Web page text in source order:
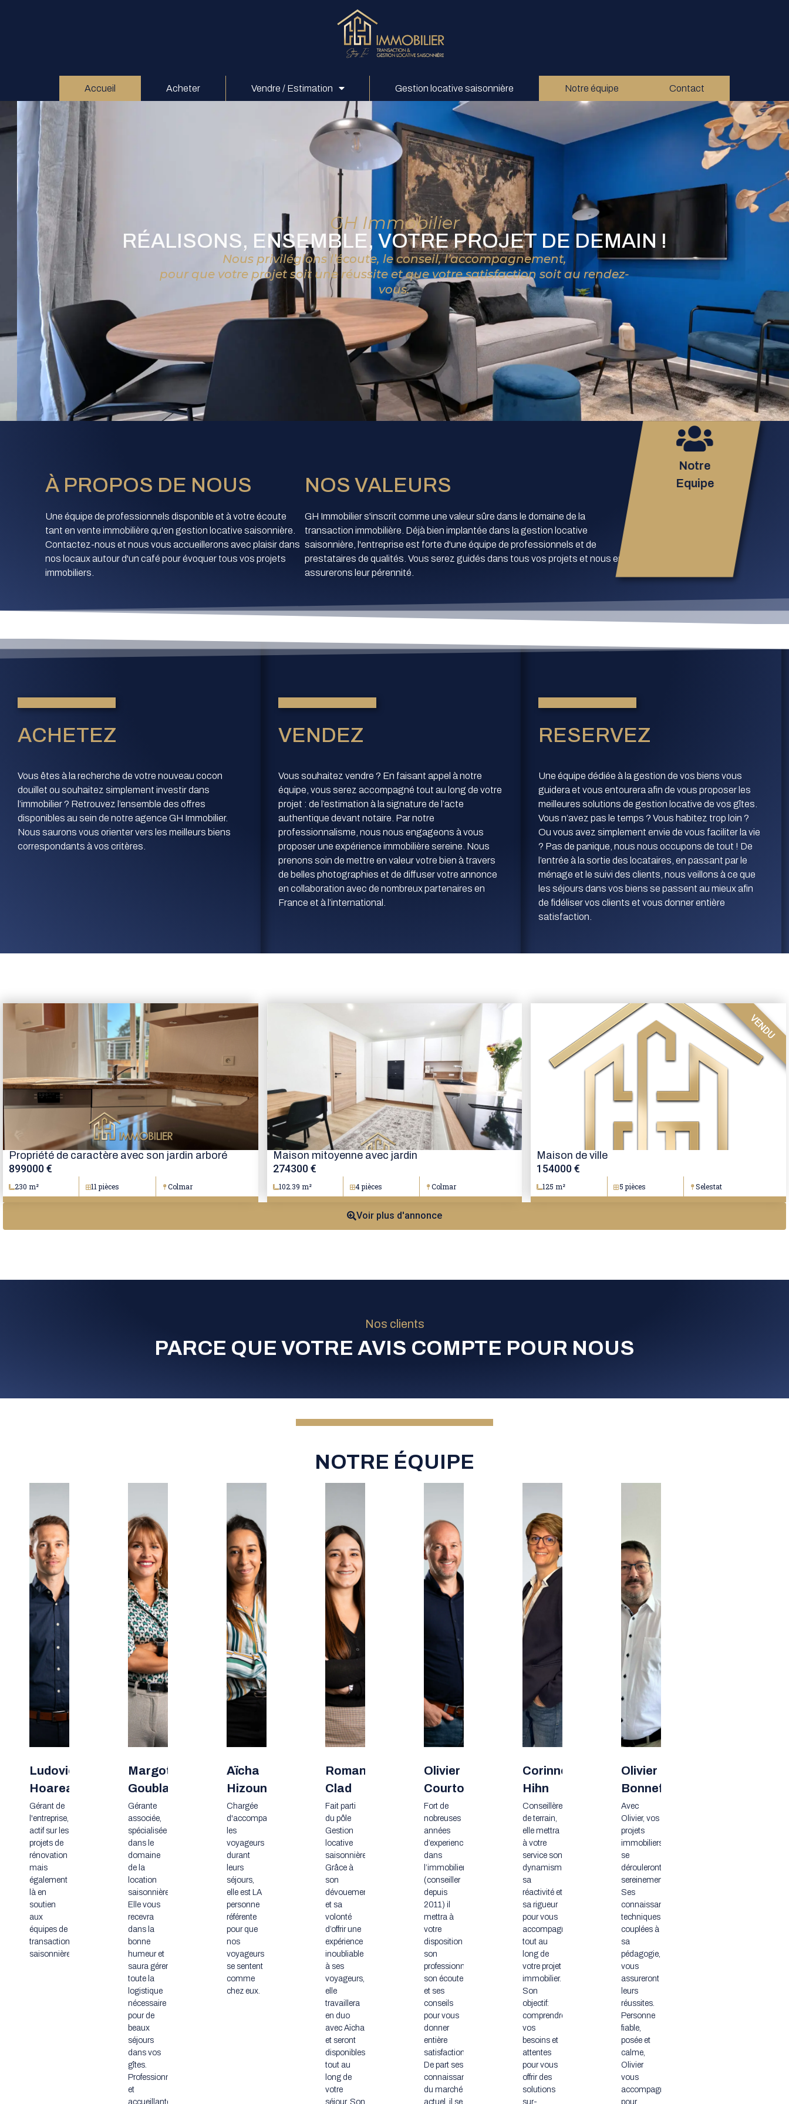
Accueil Acheter Vendre / Estimation Gestion locative saisonnière Notre équipe Contact
GH Immobilier
RÉALISONS, ENSEMBLE, VOTRE PROJET DE DEMAIN !
Nous privilégions l’écoute, le conseil, l’accompagnement,
pour que votre projet soit une réussite et que votre satisfaction soit au rendez-
vous.
À PROPOS DE NOUS
Une équipe de professionnels disponible et à votre écoute
tant en vente immobilière qu'en gestion locative saisonnière.
Contactez-nous et nous vous accueillerons avec plaisir dans
nos locaux autour d'un café pour évoquer tous vos projets
immobiliers.
NOS VALEURS
GH Immobilier s'inscrit comme une valeur sûre dans le domaine de la
transaction immobilière. Déjà bien implantée dans la gestion locative
saisonnière, l'entreprise est forte d'une équipe de professionnels et de
prestataires de qualités. Vous serez guidés dans tous vos projets et nous en
assurerons leur pérennité.
Notre
Equipe
ACHETEZ
Vous êtes à la recherche de votre nouveau cocon
douillet ou souhaitez simplement investir dans
l’immobilier ? Retrouvez l’ensemble des offres
disponibles au sein de notre agence GH Immobilier.
Nous saurons vous orienter vers les meilleurs biens
correspondants à vos critères.
VENDEZ
Vous souhaitez vendre ? En faisant appel à notre
équipe, vous serez accompagné tout au long de votre
projet : de l’estimation à la signature de l’acte
authentique devant notaire. Par notre
professionnalisme, nous nous engageons à vous
proposer une expérience immobilière sereine. Nous
prenons soin de mettre en valeur votre bien à travers
de belles photographies et de diffuser votre annonce
en collaboration avec de nombreux partenaires en
France et à l’international.
RESERVEZ
Une équipe dédiée à la gestion de vos biens vous
guidera et vous entourera afin de vous proposer les
meilleures solutions de gestion locative de vos gîtes.
Vous n’avez pas le temps ? Vous habitez trop loin ?
Ou vous avez simplement envie de vous faciliter la vie
? Pas de panique, nous nous occupons de tout ! De
l’entrée à la sortie des locataires, en passant par le
ménage et le suivi des clients, nous veillons à ce que
les séjours dans vos biens se passent au mieux afin
de fidéliser vos clients et vous donner entière
satisfaction.
Voir plus d'annonce
Propriété de caractère avec son jardin arboré
899000 €
230 m² 11 pièces Colmar
Maison mitoyenne avec jardin
274300 €
102.39 m² 4 pièces Colmar
VENDU
Maison de ville
154000 €
125 m² 5 pièces Selestat
Nos clients
PARCE QUE VOTRE AVIS COMPTE POUR NOUS
NOTRE ÉQUIPE
Ludovic
Hoareau
Gérant de
l'entreprise,
actif sur les
projets de
rénovation
mais
également
là en
soutien
aux
équipes de
transaction/location
saisonnière.
Margot
Goublaire
Gérante
associée,
spécialisée
dans le
domaine
de la
location
saisonnière.
Elle vous
recevra
dans la
bonne
humeur et
saura gérer
toute la
logistique
nécessaire
pour de
beaux
séjours
dans vos
gîtes.
Professionnelle
et
accueillante,
Aïcha
Hizoune
Chargée
d'accompagner
les
voyageurs
durant
leurs
séjours,
elle est LA
personne
référente
pour que
nos
voyageurs
se sentent
comme
chez eux.
Romane
Clad
Fait parti
du pôle
Gestion
locative
saisonnière.
Grâce à
son
dévouement
et sa
volonté
d’offrir une
expérience
inoubliable
à ses
voyageurs,
elle
travaillera
en duo
avec Aïcha
et seront
disponibles
tout au
long de
votre
séjour. Son
Olivier
Courtois
Fort de
nobreuses
années
d’experience
dans
l’immobilier
(conseiller
depuis
2011) il
mettra à
votre
disposition
son
professionnalisme,
son écoute
et ses
conseils
pour vous
donner
entière
satisfaction.
De part ses
connaissances
du marché
actuel, il se
Corinne
Hihn
Conseillère
de terrain,
elle mettra
à votre
service son
dynamisme,
sa
réactivité et
sa rigueur
pour vous
accompagner
tout au
long de
votre projet
immobilier.
Son
objectif:
comprendre
vos
besoins et
attentes
pour vous
offrir des
solutions
sur-
Olivier
Bonnefoy
Avec
Olivier, vos
projets
immobiliers
se
dérouleront
sereinement.
Ses
connaissances
techniques
couplées à
sa
pédagogie,
vous
assureront
leurs
réussites.
Personne
fiable,
posée et
calme,
Olivier
vous
accompagne
pour